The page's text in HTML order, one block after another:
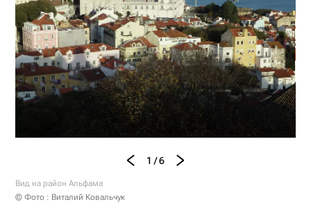
1 / 6
Вид на район Альфама
© Фото : Виталий Ковальчук